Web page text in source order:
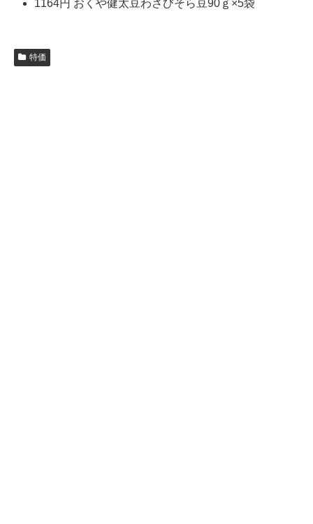
1164円 おくや健太豆わさびそら豆90ｇ×5袋
特価